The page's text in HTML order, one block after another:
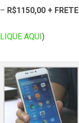
R$1150,00 + FRETE
AQUI)